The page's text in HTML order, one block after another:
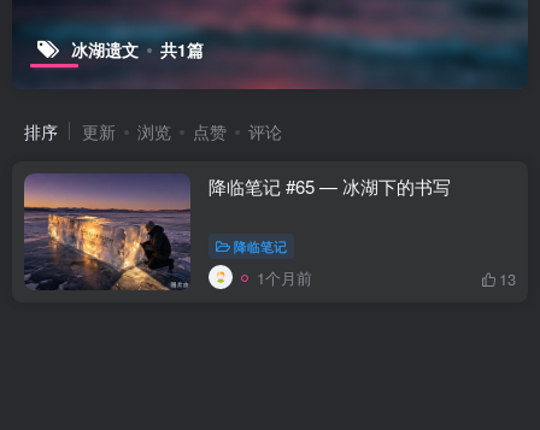
冰湖遗文 共1篇
排序 更新 浏览 点赞 评论
降临笔记 #65 — 冰湖下的书写
降临笔记
1个月前 13